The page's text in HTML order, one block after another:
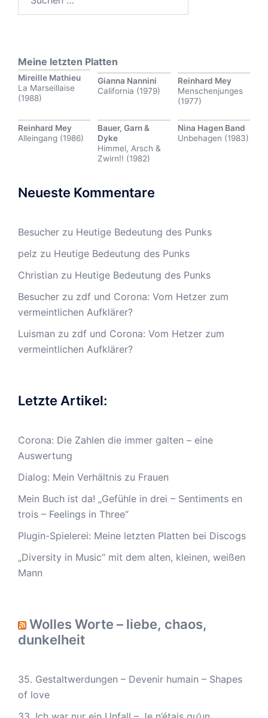
Meine letzten Platten
Mireille Mathieu
La Marseillaise
(1988)
Gianna Nannini
California (1979)
Reinhard Mey
Menschenjunges
(1977)
Reinhard Mey
Alleingang (1986)
Bauer, Garn &
Dyke
Himmel, Arsch &
Zwirn!! (1982)
Nina Hagen Band
Unbehagen (1983)
Neueste Kommentare
Besucher zu Heutige Bedeutung des Punks
pelz zu Heutige Bedeutung des Punks
Christian zu Heutige Bedeutung des Punks
Besucher zu zdf und Corona: Vom Hetzer zum
vermeintlichen Aufklärer?
Luisman zu zdf und Corona: Vom Hetzer zum
vermeintlichen Aufklärer?
Letzte Artikel:
Corona: Die Zahlen die immer galten – eine
Auswertung
Dialog: Mein Verhältnis zu Frauen
Mein Buch ist da! „Gefühle in drei – Sentiments en
trois – Feelings in Three“
Plugin-Spielerei: Meine letzten Platten bei Discogs
„Diversity in Music“ mit dem alten, kleinen, weißen
Mann
Wolles Worte – liebe, chaos,
dunkelheit
35. Gestaltwerdungen – Devenir humain – Shapes
of love